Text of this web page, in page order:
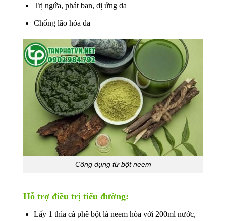
Trị ngứa, phát ban, dị ứng da
Chống lão hóa da
Công dụng từ bột neem
Hỗ trợ điều trị tiểu đường:
Lấy 1 thìa cà phê bột lá neem hòa với 200ml nước,